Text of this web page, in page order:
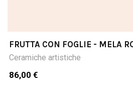
FRUTTA CON FOGLIE - MELA
Ceramiche artistiche
86,00 €